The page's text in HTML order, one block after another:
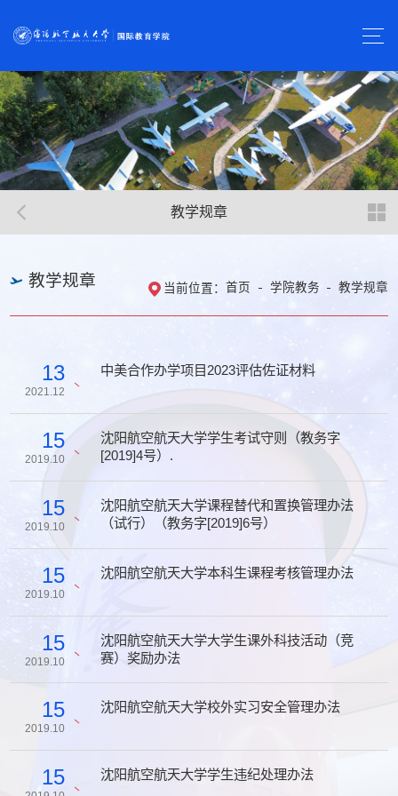
教学规章
教学规章 当前位置： 首页 学院教务 教学规章
13
2021.12
中美合作办学项目2023评估佐证材料
15
2019.10
沈阳航空航天大学学生考试守则（教务字
[2019]4号）.
15
2019.10
沈阳航空航天大学课程替代和置换管理办法
（试行）（教务字[2019]6号）
15
2019.10
沈阳航空航天大学本科生课程考核管理办法
15
2019.10
沈阳航空航天大学大学生课外科技活动（竞
赛）奖励办法
15
2019.10
沈阳航空航天大学校外实习安全管理办法
15 沈阳航空航天大学学生违纪处理办法